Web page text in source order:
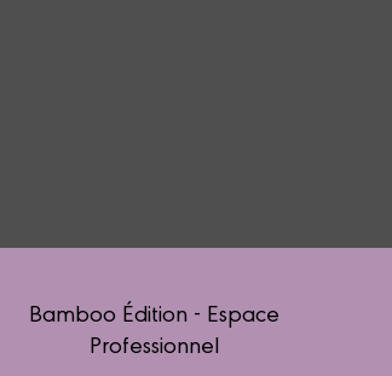
Bamboo Édition - Espace
Professionnel